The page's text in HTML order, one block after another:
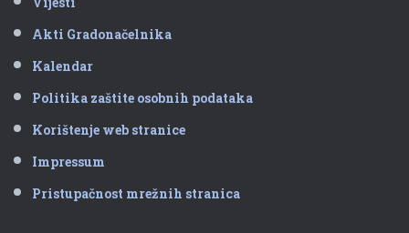
Akti Gradonačelnika
Kalendar
Politika zaštite osobnih podataka
Korištenje web stranice
Impressum
Pristupačnost mrežnih stranica